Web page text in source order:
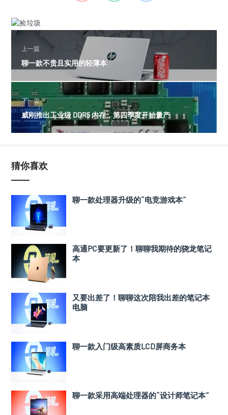
上一篇
聊一款不贵且实用的轻薄本
下一篇
威刚推出工业级 DDR5 内存，第四季度开始量产
猜你喜欢
聊一款处理器升级的“电竞游戏本”
高通PC要更新了！聊聊我期待的骁龙笔记
本
又要出差了！聊聊这次陪我出差的笔记本
电脑
聊一款入门级高素质LCD屏商务本
聊一款采用高端处理器的“设计师笔记本”